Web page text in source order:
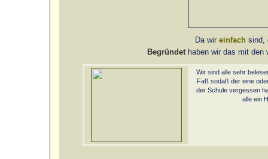
Da wir einfach sind,
Begründet haben wir das mit den
Wir sind alle sehr
Faß sodaß der eine
der Schule vergessen
alle ein